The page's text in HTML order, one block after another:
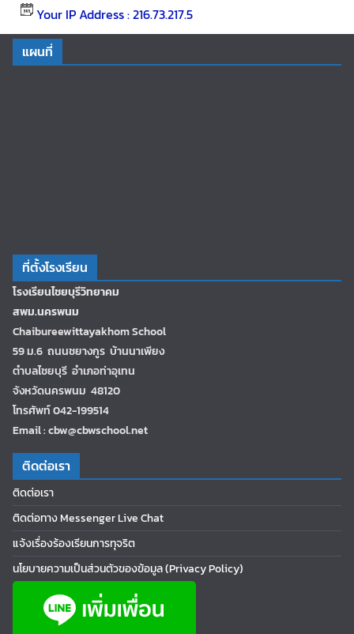
Your IP Address : 216.73.217.5
แผนที่
ที่ตั้งโรงเรียน
โรงเรียนไชยบุรีวิทยาคม
สพม.นครพนม
Chaibureewittayakhom School
59 ม.6 ถนนชยางกูร บ้านนาเพียง
ตำบลไชยบุรี อำเภอท่าอุเทน
จังหวัดนครพนม 48120
โทรศัพท์ 042-199514
Email : cbw@cbwschool.net
ติดต่อเรา
ติดต่อเรา
ติดต่อทาง Messenger Live Chat
แจ้งเรื่องร้องเรียนการทุจริต
นโยบายความเป็นส่วนตัวของข้อมูล (Privacy Policy)